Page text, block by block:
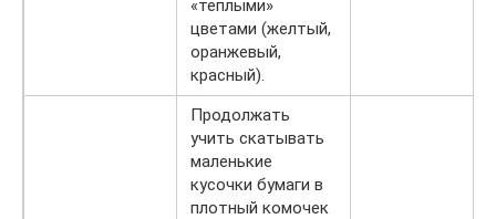
«теплыми»
цветами (желтый,
оранжевый,
красный).
Продолжать
учить скатывать
маленькие
кусочки бумаги в
плотный комочек